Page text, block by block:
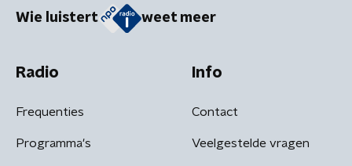
Wie luistert weet meer
Radio
Frequenties
Programma's
Info
Contact
Veelgestelde vragen